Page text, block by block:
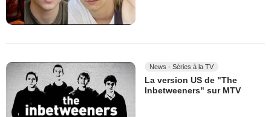
News - Séries à la TV
La version US de "The
Inbetweeners" sur MTV